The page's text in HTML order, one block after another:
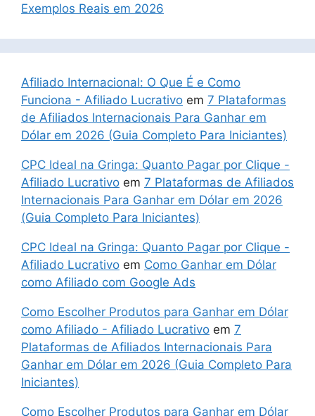
Exemplos Reais em 2026
Afiliado Internacional: O Que É e Como
Funciona - Afiliado Lucrativo em 7 Plataformas
de Afiliados Internacionais Para Ganhar em
Dólar em 2026 (Guia Completo Para Iniciantes)
CPC Ideal na Gringa: Quanto Pagar por Clique -
Afiliado Lucrativo em 7 Plataformas de Afiliados
Internacionais Para Ganhar em Dólar em 2026
(Guia Completo Para Iniciantes)
CPC Ideal na Gringa: Quanto Pagar por Clique -
Afiliado Lucrativo em Como Ganhar em Dólar
como Afiliado com Google Ads
Como Escolher Produtos para Ganhar em Dólar
como Afiliado - Afiliado Lucrativo em 7
Plataformas de Afiliados Internacionais Para
Ganhar em Dólar em 2026 (Guia Completo Para
Iniciantes)
Como Escolher Produtos para Ganhar em Dólar